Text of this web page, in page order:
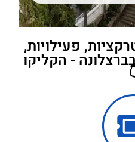
פעילויות,
- הקליקו